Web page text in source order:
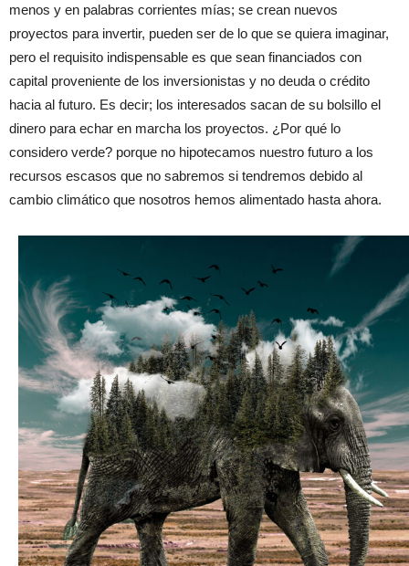
menos y en palabras corrientes mías; se crean nuevos
proyectos para invertir, pueden ser de lo que se quiera imaginar,
pero el requisito indispensable es que sean financiados con
capital proveniente de los inversionistas y no deuda o crédito
hacia al futuro. Es decir; los interesados sacan de su bolsillo el
dinero para echar en marcha los proyectos. ¿Por qué lo
considero verde? porque no hipotecamos nuestro futuro a los
recursos escasos que no sabremos si tendremos debido al
cambio climático que nosotros hemos alimentado hasta ahora.